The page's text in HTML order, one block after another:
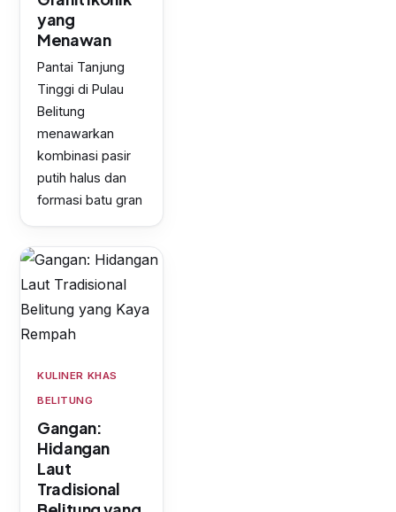
yang
Menawan
Pantai Tanjung
Tinggi di Pulau
Belitung
menawarkan
kombinasi pasir
putih halus dan
formasi batu gran
KULINER KHAS
BELITUNG
Gangan:
Hidangan
Laut
Tradisional